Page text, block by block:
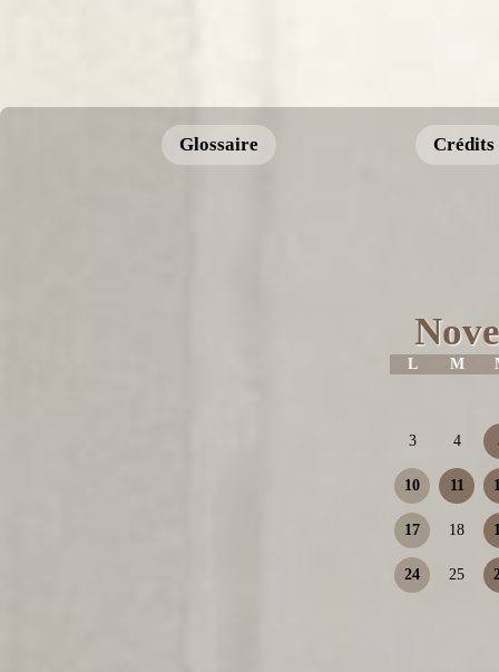
Glossaire Crédits
L M
3 4
10 11
17 18
24 25